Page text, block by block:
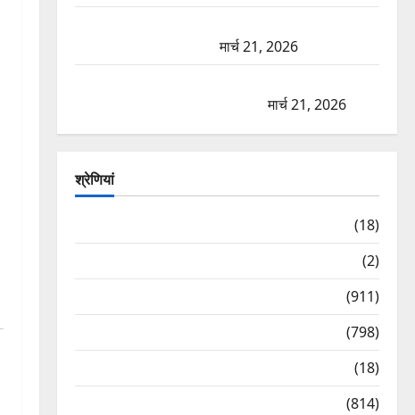
मार्च 21, 2026
मार्च 21, 2026
श्रेणियां
(18)
(2)
(911)
(798)
(18)
(814)